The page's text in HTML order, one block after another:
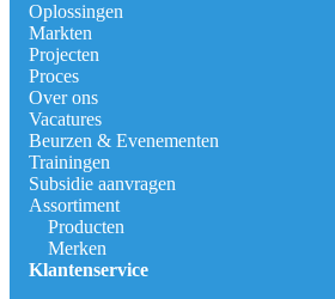
Oplossingen
Markten
Projecten
Proces
Over ons
Vacatures
Beurzen & Evenementen
Trainingen
Subsidie aanvragen
Assortiment
Producten
Merken
Klantenservice